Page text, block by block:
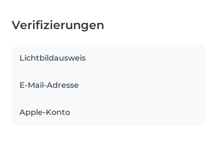
Verifizierungen
Lichtbildausweis
E-Mail-Adresse
Apple-Konto